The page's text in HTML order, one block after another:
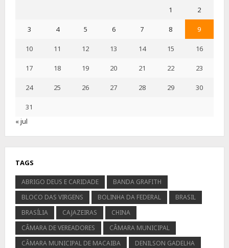
1 2
3 4 5 6 7 8 9
10 11 12 13 14 15 16
17 18 19 20 21 22 23
24 25 26 27 28 29 30
31
« jul
TAGS
ABRIGO DEUS E CARIDADE
BANDA GRAFITH
BLOCO DAS VIRGENS
BOLINHA DA FEDERAL
BRASIL
BRASÍLIA
CAJAZEIRAS
CHINA
CÂMARA DE VEREADORES
CÂMARA MUNICIPAL
CÂMARA MUNICIPAL DE MACAIBA
DENILSON GADELHA